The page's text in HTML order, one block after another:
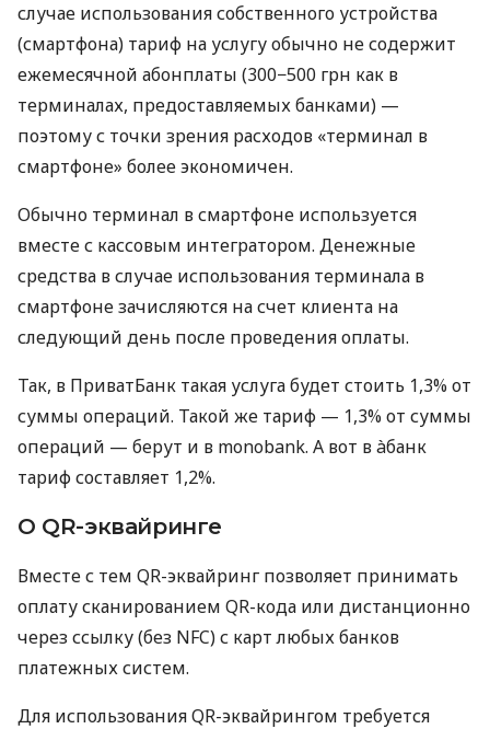
случае использования собственного устройства
(смартфона) тариф на услугу обычно не содержит
ежемесячной абонплаты (300−500 грн как в
терминалах, предоставляемых банками) —
поэтому с точки зрения расходов «терминал в
смартфоне» более экономичен.
Обычно терминал в смартфоне используется
вместе с кассовым интегратором. Денежные
средства в случае использования терминала в
смартфоне зачисляются на счет клиента на
следующий день после проведения оплаты.
Так, в ПриватБанк такая услуга будет стоить 1,3% от
суммы операций. Такой же тариф — 1,3% от суммы
операций — берут и в monobank. А вот в àбанк
тариф составляет 1,2%.
О QR-эквайринге
Вместе с тем QR-эквайринг позволяет принимать
оплату сканированием QR-кода или дистанционно
через ссылку (без NFC) с карт любых банков
платежных систем.
Для использования QR-эквайрингом требуется